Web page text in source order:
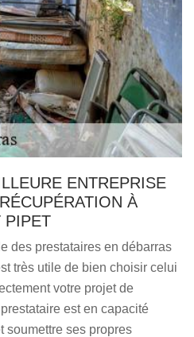
ENTREPRISE
À
PIPET
des prestataires en débarras
très utile de bien choisir celui
votre projet de
est en capacité
soumettre ses propres